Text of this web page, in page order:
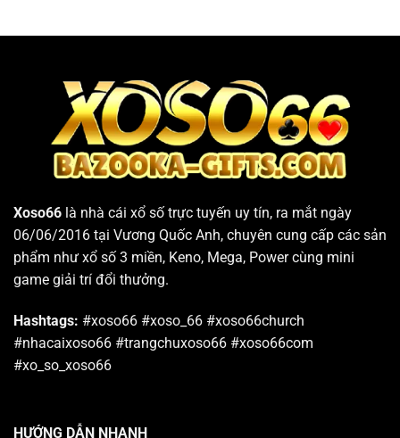
Xoso66 là nhà cái xổ số trực tuyến uy tín, ra mắt ngày
06/06/2016 tại Vương Quốc Anh, chuyên cung cấp các sản
phẩm như xổ số 3 miền, Keno, Mega, Power cùng mini
game giải trí đổi thưởng.
Hashtags: #xoso66 #xoso_66 #xoso66church
#nhacaixoso66 #trangchuxoso66 #xoso66com
#xo_so_xoso66
HƯỚNG DẪN NHANH